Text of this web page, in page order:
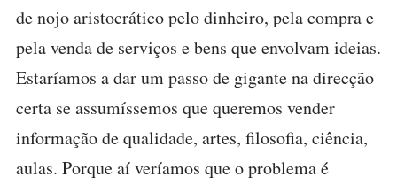
de nojo aristocrático pelo dinheiro, pela compra e
pela venda de serviços e bens que envolvam ideias.
Estaríamos a dar um passo de gigante na direcção
certa se assumíssemos que queremos vender
informação de qualidade, artes, filosofia, ciência,
aulas. Porque aí veríamos que o problema é